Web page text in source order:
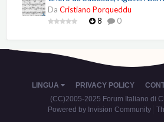
Da Cristiano Porqueddu
8
0
LINGUA PRIVACY POLICY
(CC)2005-2025 Forum Italiano di
Powered by Invision Community